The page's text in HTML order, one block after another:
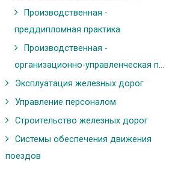
Производственная -
преддипломная практика
Производственная -
организационно-управленческая п...
Эксплуатация железных дорог
Управление персоналом
Строительство железных дорог
Системы обеспечения движения
поездов